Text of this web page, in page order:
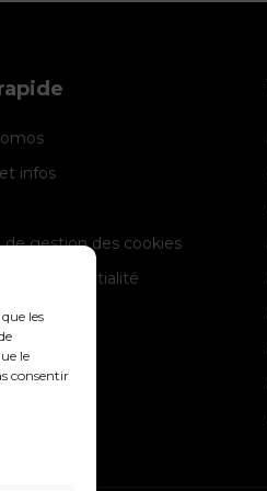
les
le
consentir
infos
de gestion des cookies
de confidentialité